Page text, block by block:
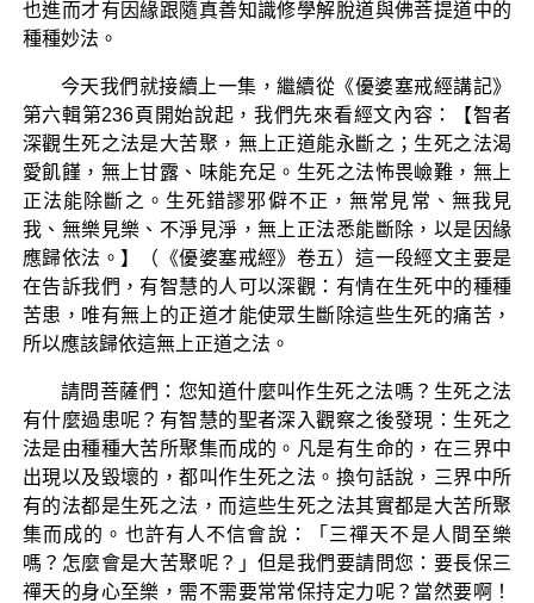
也進而才有因緣跟隨真善知識修學解脫道與佛菩提道中的
種種妙法。
今天我們就接續上一集，繼續從《優婆塞戒經講記》
第六輯第236頁開始說起，我們先來看經文內容：【智者
深觀生死之法是大苦聚，無上正道能永斷之；生死之法渴
愛飢饉，無上甘露、味能充足。生死之法怖畏嶮難，無上
正法能除斷之。生死錯謬邪僻不正，無常見常、無我見
我、無樂見樂、不淨見淨，無上正法悉能斷除，以是因緣
應歸依法。】（《優婆塞戒經》卷五）這一段經文主要是
在告訴我們，有智慧的人可以深觀：有情在生死中的種種
苦患，唯有無上的正道才能使眾生斷除這些生死的痛苦，
所以應該歸依這無上正道之法。
請問菩薩們：您知道什麼叫作生死之法嗎？生死之法
有什麼過患呢？有智慧的聖者深入觀察之後發現：生死之
法是由種種大苦所聚集而成的。凡是有生命的，在三界中
出現以及毀壞的，都叫作生死之法。換句話說，三界中所
有的法都是生死之法，而這些生死之法其實都是大苦所聚
集而成的。也許有人不信會說：「三禪天不是人間至樂
嗎？怎麼會是大苦聚呢？」但是我們要請問您：要長保三
禪天的身心至樂，需不需要常常保持定力呢？當然要啊！